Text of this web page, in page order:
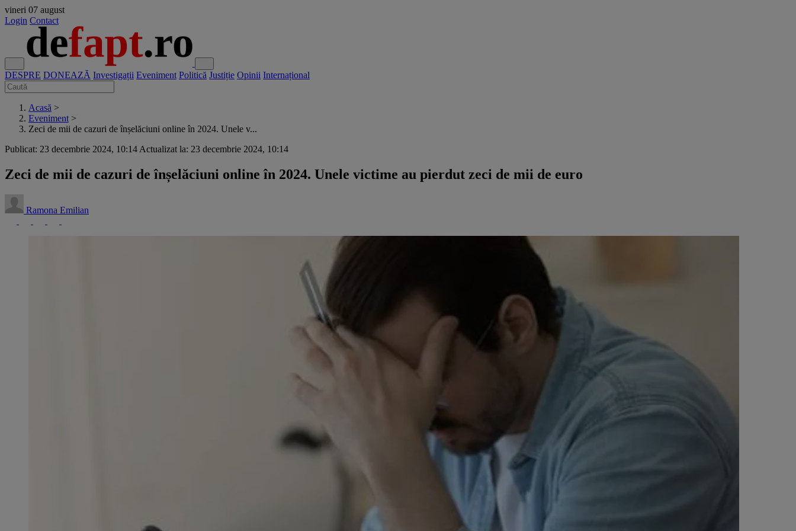
vineri 07 august
Login Contact
DESPRE DONEAZĂ Investigații Eveniment Politică Justiție Opinii Internațional
Acasă >
Eveniment >
Zeci de mii de cazuri de înșelăciuni online în 2024. Unele v...
Publicat: 23 decembrie 2024, 10:14 Actualizat la: 23 decembrie 2024, 10:14
Zeci de mii de cazuri de înșelăciuni online în 2024. Unele victime au pierdut zeci de mii de euro
Ramona Emilian